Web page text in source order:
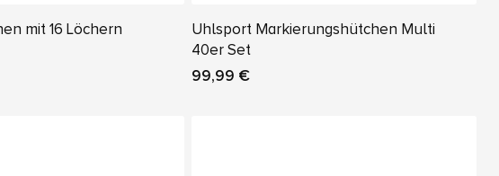
mit 16 Löchern
Uhlsport Markierungshütchen Multi
40er Set
99,99 €